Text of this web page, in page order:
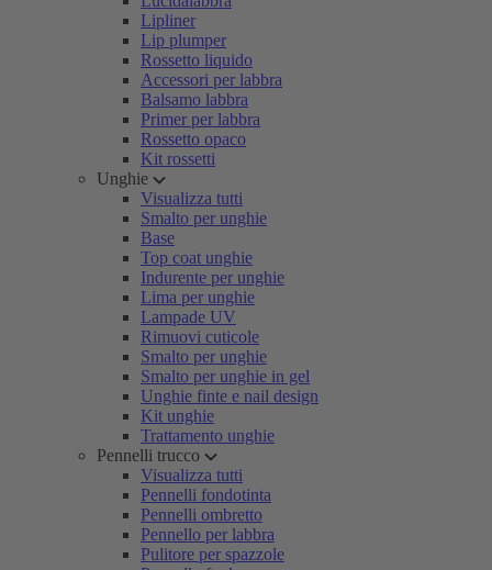
Lipliner
Lip plumper
Rossetto liquido
Accessori per labbra
Balsamo labbra
Primer per labbra
Rossetto opaco
Kit rossetti
Unghie
Visualizza tutti
Smalto per unghie
Base
Top coat unghie
Indurente per unghie
Lima per unghie
Lampade UV
Rimuovi cuticole
Smalto per unghie
Smalto per unghie in gel
Unghie finte e nail design
Kit unghie
Trattamento unghie
Pennelli trucco
Visualizza tutti
Pennelli fondotinta
Pennelli ombretto
Pennello per labbra
Pulitore per spazzole